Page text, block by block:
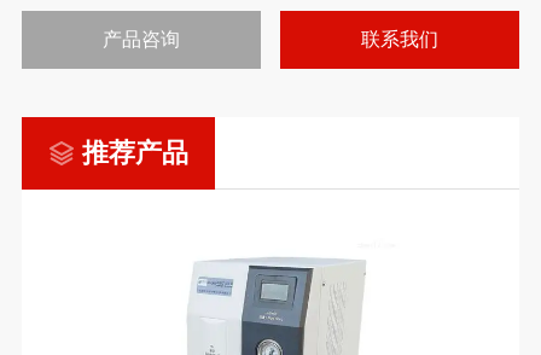
产品咨询 联系我们
推荐产品